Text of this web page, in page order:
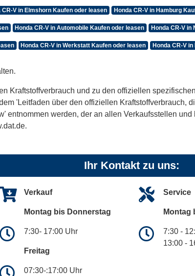
CR-V in Elmshorn Kaufen oder leasen Honda CR-V in Hamburg
Honda CR-V in Automobile Kaufen oder leasen Honda CR-V in
Honda CR-V in Werkstatt Kaufen oder leasen Honda CR-V
Kraftstoffverbrauch und zu den offiziellen
'Leitfaden über den offiziellen Kraftstoffverbrauch,
entnommen werden, der an allen Verkaufsstellen
Ihr Kontakt zu uns:
Verkauf
Montag bis Donnerstag
7:30- 17:00 Uhr
Freitag
07:30-:17:00 Uhr
Service
Montag
7:30 -
13:00 -